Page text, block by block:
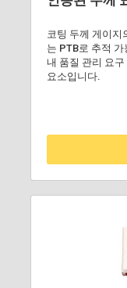
코팅 두께 게이지
는 PTB로 추적
내 품질 관리 요
요소입니다.